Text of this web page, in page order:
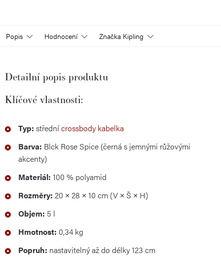
Popis Hodnocení Značka Kipling
Detailní popis produktu
Klíčové vlastnosti:
Typ: střednícrossbody kabelka
Barva: Blck Rose Spice (černá s jemnými růžovými
akcenty)
Materiál: 100 % polyamid
Rozměry: 20 × 28 × 10 cm (V × Š × H)
Objem: 5 l
Hmotnost: 0,34 kg
Popruh: nastavitelný až do délky 123 cm